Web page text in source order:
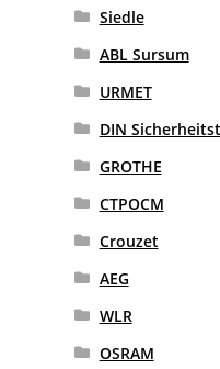
Siedle
ABL Sursum
URMET
DIN
GROTHE
CTPOCM
Crouzet
AEG
WLR
OSRAM